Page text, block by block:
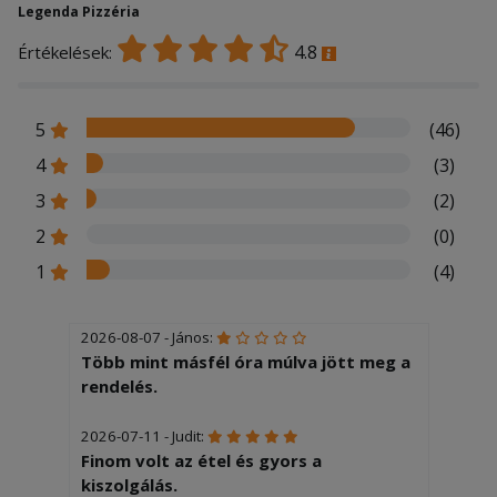
Legenda Pizzéria
Értékelések: 4.8
5
(46)
4
(3)
3
(2)
2
(0)
1
(4)
2026-08-07 - János:
Több mint másfél óra múlva jött meg a
rendelés.
2026-07-11 - Judit:
Finom volt az étel és gyors a
kiszolgálás.